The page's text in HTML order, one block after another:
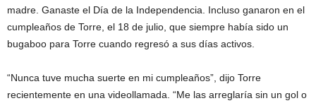
madre. Ganaste el Día de la Independencia. Incluso ganaron en el
cumpleaños de Torre, el 18 de julio, que siempre había sido un
bugaboo para Torre cuando regresó a sus días activos.
“Nunca tuve mucha suerte en mi cumpleaños”, dijo Torre
recientemente en una videollamada. “Me las arreglaría sin un gol o